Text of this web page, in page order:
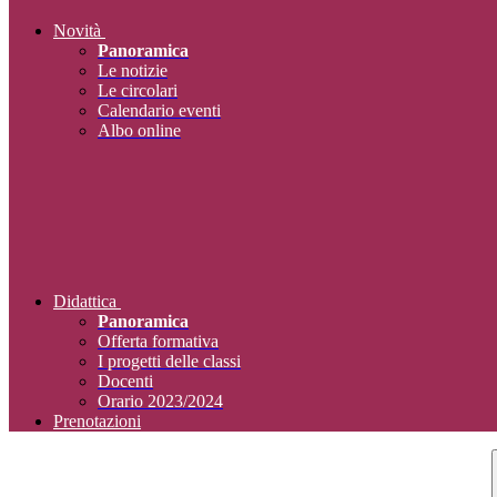
Novità
Panoramica
Le notizie
Le circolari
Calendario eventi
Albo online
Didattica
Panoramica
Offerta formativa
I progetti delle classi
Docenti
Orario 2023/2024
Prenotazioni